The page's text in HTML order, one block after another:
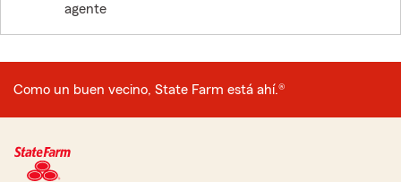
agente
Como un buen vecino, State Farm está ahí.®